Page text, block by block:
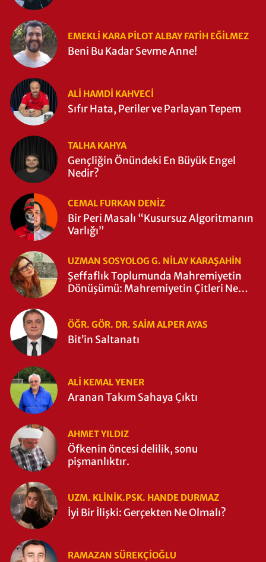
EMEKLI KARA PILOT ALBAY FATIH EĞİLMEZ
Beni Bu Kadar Sevme Anne!
ALI HAMDI KAHVECİ
Sıfır Hata, Periler ve Parlayan Tepem
TALHA KAHYA
Gençliğin Önündeki En Büyük Engel
Nedir?
CEMAL FURKAN DENİZ
Bir Peri Masalı “Kusursuz Algoritmanın
Varlığı”
UZMAN SOSYOLOG G. NILAY KARAŞAHİN
Şeffaflık Toplumunda Mahremiyetin
Dönüşümü: Mahremiyetin Çitleri Ne
ÖĞR. GÖR. DR. SAIM ALPER AYAS
Bit’in Saltanatı
ALI KEMAL YENER
Aranan Takım Sahaya Çıktı
AHMET YILDIZ
Öfkenin öncesi delilik, sonu
pişmanlıktır.
UZM. KLINIK.PSK. HANDE DURMAZ
İyi Bir İlişki: Gerçekten Ne Olmalı?
RAMAZAN SÜREKÇIOĞLU